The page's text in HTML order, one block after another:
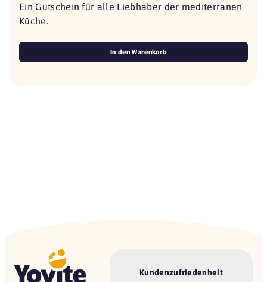
Ein Gutschein für alle Liebhaber der mediterranen
Küche.
In den Warenkorb
Kundenzufriedenheit